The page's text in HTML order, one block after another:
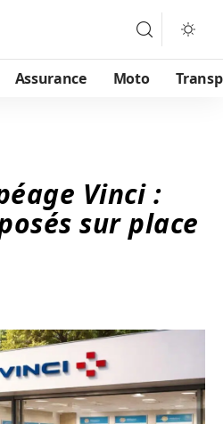
Assurance Moto
Vinci :
sur place